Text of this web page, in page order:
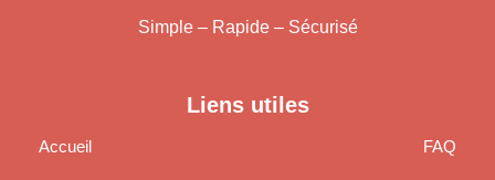
Simple – Rapide – Sécurisé
Liens utiles
Accueil FAQ